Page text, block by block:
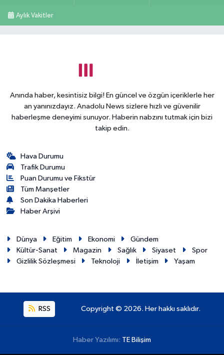
Aylık Vakitler
Anında haber, kesintisiz bilgi! En güncel ve özgün içeriklerle her
an yanınızdayız. Anadolu News sizlere hızlı ve güvenilir
haberleşme deneyimi sunuyor. Haberin nabzını tutmak için bizi
takip edin.
Hava Durumu
Trafik Durumu
Puan Durumu ve Fikstür
Tüm Manşetler
Son Dakika Haberleri
Haber Arşivi
Dünya Eğitim Ekonomi
Gündem
Kültür-Sanat
Magazin Sağlık Siyaset
Spor
Gizlilik Sözleşmesi
Teknoloji İletişim Yaşam
RSS Copyright © 2026. Her hakkı saklıdır.
Haber Yazılımı: TE Bilişim